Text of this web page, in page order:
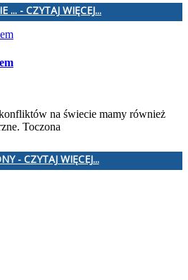
... - CZYTAJ WIĘCEJ...
na świecie mamy również
Toczona
- CZYTAJ WIĘCEJ...